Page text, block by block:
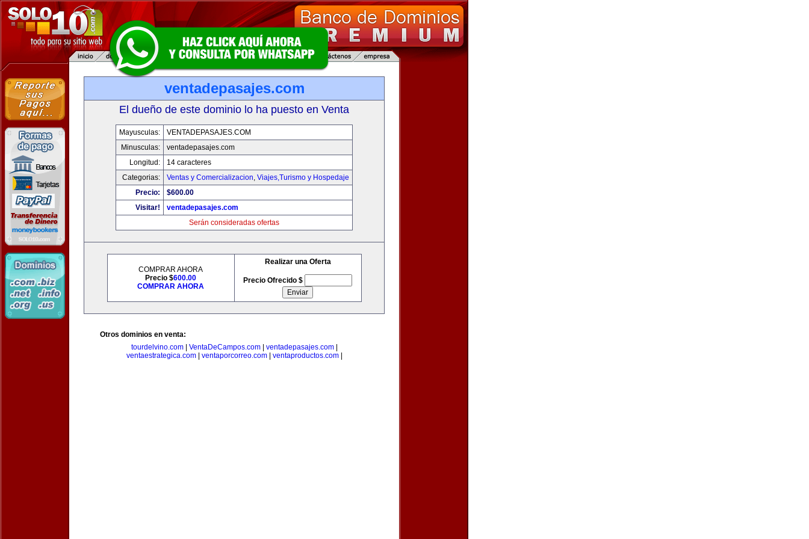
ventadepasajes.com
El dueño de este dominio lo ha puesto en Venta
Mayusculas:
VENTADEPASAJES.COM
Minusculas:
ventadepasajes.com
Longitud:
14 caracteres
Categorias:
Ventas y Comercializacion, Viajes,Turismo y Hospedaje
Precio:
$600.00
Visitar!
ventadepasajes.com
Serán consideradas ofertas
COMPRAR AHORA
Precio $600.00
COMPRAR AHORA
Realizar una Oferta
Precio Ofrecido $
Otros dominios en venta:
tourdelvino.com| VentaDeCampos.com| ventadepasajes.com|
ventaestrategica.com| ventaporcorreo.com| ventaproductos.com|